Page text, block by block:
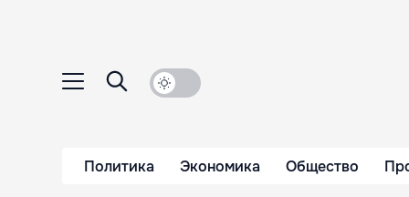
Политика Экономика Общество